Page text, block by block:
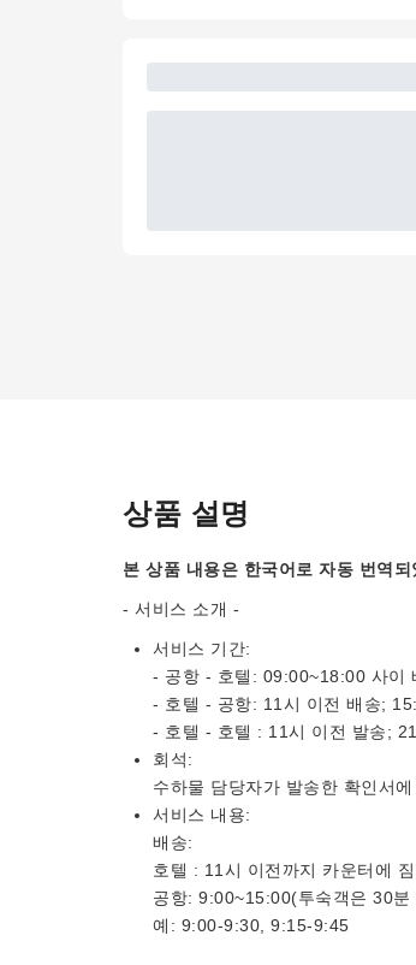
상품 설명
본 상품 내용은 한국어로 자동 번역
- 서비스 소개 -
서비스 기간:
- 공항 - 호텔: 09:00~18:00 사이
- 호텔 - 공항: 11시 이전 배송;
- 호텔 - 호텔 : 11시 이전 발송;
회석:
수하물 담당자가 발송한 확인서
서비스 내용:
배송:
호텔 : 11시 이전까지 카운터에
공항: 9:00~15:00(투숙객은 30분
예: 9:00-9:30, 9:15-9:45